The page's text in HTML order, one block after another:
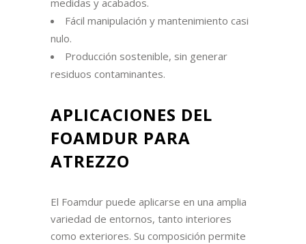
medidas y acabados.
Fácil manipulación y mantenimiento casi
nulo.
Producción sostenible, sin generar
residuos contaminantes.
APLICACIONES DEL
FOAMDUR PARA
ATREZZO
El Foamdur puede aplicarse en una amplia
variedad de entornos, tanto interiores
como exteriores. Su composición permite